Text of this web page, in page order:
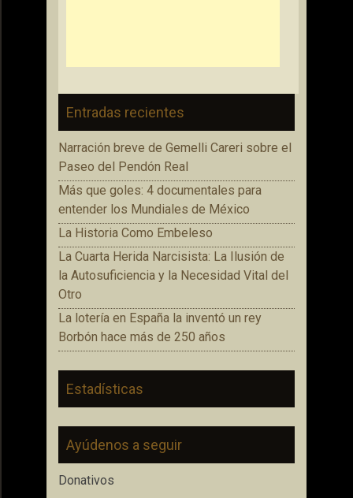
Entradas recientes
Narración breve de Gemelli Careri sobre el
Paseo del Pendón Real
Más que goles: 4 documentales para
entender los Mundiales de México
La Historia Como Embeleso
La Cuarta Herida Narcisista: La Ilusión de
la Autosuficiencia y la Necesidad Vital del
Otro
La lotería en España la inventó un rey
Borbón hace más de 250 años
Estadísticas
Ayúdenos a seguir
Donativos